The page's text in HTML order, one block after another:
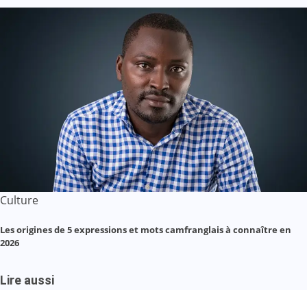
Culture
Les origines de 5 expressions et mots camfranglais à connaître en
2026
Lire aussi